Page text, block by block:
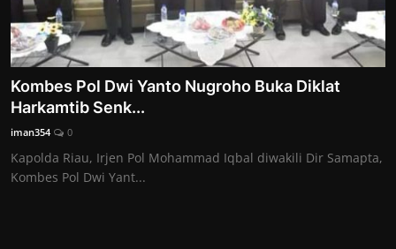
Kombes Pol Dwi Yanto Nugroho Buka Diklat
Harkamtib Senk...
iman354 0
Kapolda Riau, Irjen Pol Mohammad Iqbal diwakili Dir Samapta,
Kombes Pol Dwi Yant...